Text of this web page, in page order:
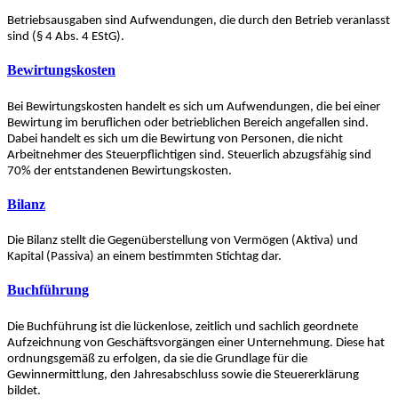
Betriebsausgaben sind Aufwendungen, die durch den Betrieb veranlasst
sind (§ 4 Abs. 4 EStG).
Bewirtungskosten
Bei Bewirtungskosten handelt es sich um Aufwendungen, die bei einer
Bewirtung im beruflichen oder betrieblichen Bereich angefallen sind.
Dabei handelt es sich um die Bewirtung von Personen, die nicht
Arbeitnehmer des Steuerpflichtigen sind. Steuerlich abzugsfähig sind
70% der entstandenen Bewirtungskosten.
Bilanz
Die Bilanz stellt die Gegenüberstellung von Vermögen (Aktiva) und
Kapital (Passiva) an einem bestimmten Stichtag dar.
Buchführung
Die Buchführung ist die lückenlose, zeitlich und sachlich geordnete
Aufzeichnung von Geschäftsvorgängen einer Unternehmung. Diese hat
ordnungsgemäß zu erfolgen, da sie die Grundlage für die
Gewinnermittlung, den Jahresabschluss sowie die Steuererklärung
bildet.